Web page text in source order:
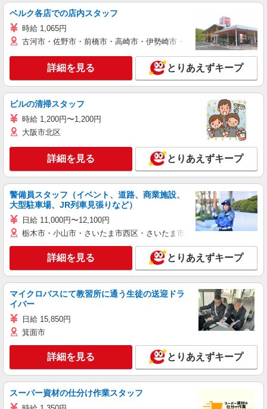
ベルク各店での店内スタッフ
時給 1,065円
古河市・佐野市・前橋市・高崎市・伊勢崎市・太田市・館林市・藤
詳細を見る とりあえずキープ
ビルの清掃スタッフ
時給 1,200円〜1,200円
大阪市北区
詳細を見る とりあえずキープ
警備員スタッフ（イベント、道路、商業施設、
大型駐車場、JR列車見張りなど）
日給 11,000円〜12,100円
栃木市・小山市・さいたま市西区・さいたま市岩槻区・久喜市・蓮田
詳細を見る とりあえずキープ
マイクロバスにて教習所に通う生徒の送迎ドラ
イバー
日給 15,850円
箕面市
詳細を見る とりあえずキープ
スーパー資材の仕分け作業スタッフ